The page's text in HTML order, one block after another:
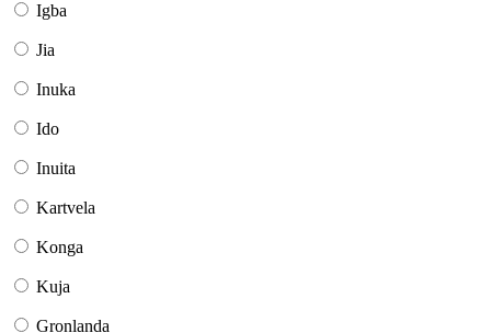
Igba
Jia
Inuka
Ido
Inuita
Kartvela
Konga
Kuja
Gronlanda